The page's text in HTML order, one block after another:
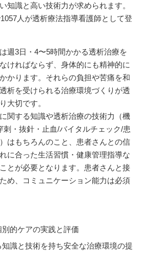
知識と高い技術力が求められます。
1057人が透析療法指導看護師として登
週3日・4〜5時間かかる透析治療を
ければならず、身体的にも精神的に
かります。それらの負担や苦痛を和
析を受けられる治療環境づくりが透
大切です。
関する知識や透析治療の技術力（機
・抜針・止血/バイタルチェック/患
はもちろんのこと、患者さんとの信
に合った生活習慣・健康管理指導な
とが必要となります。患者さんと接
め、コミュニケーション能力は必須
的ケアの実践と評価
識と技術を持ち安全な治療環境の提